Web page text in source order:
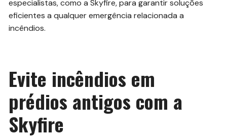
especialistas, como a Skyfire, para garantir soluções
eficientes a qualquer emergência relacionada a
incêndios.
Evite incêndios em
prédios antigos com a
Skyfire